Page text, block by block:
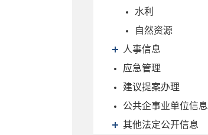
水利
自然资源
人事信息
应急管理
建议提案办理
公共企事业单位信息
其他法定公开信息